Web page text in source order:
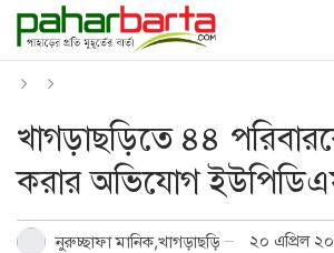
খাগড়াছড়িতে ৪৪
করার অভিযোগ
নুরুচ্ছাফা মানিক,খাগড়াছড়ি
২০ এপ্রিল